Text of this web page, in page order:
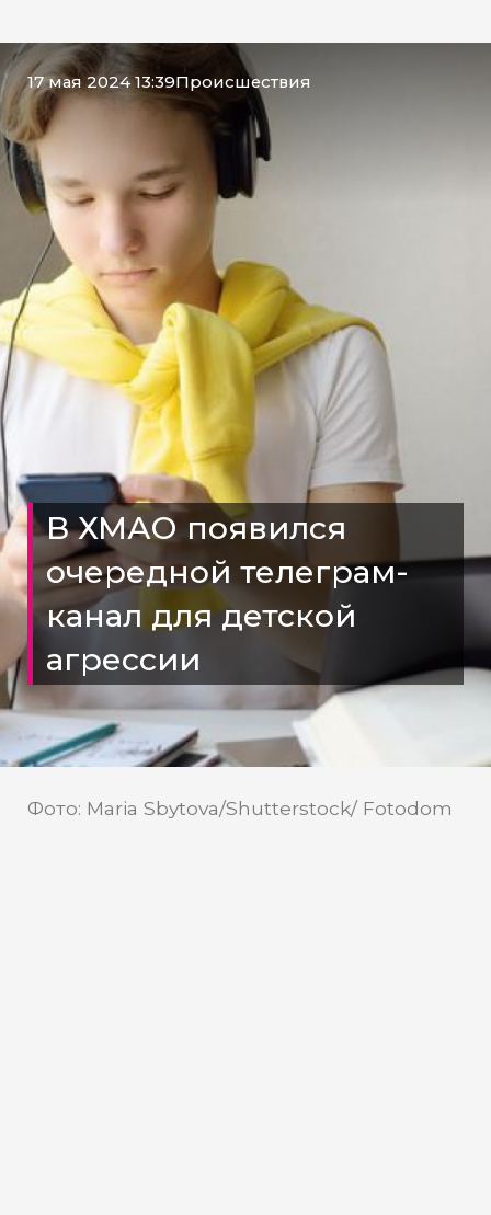
17 мая 2024 13:39Происшествия
В ХМАО появился
очередной телеграм-
канал для детской
агрессии
Фото: Maria Sbytova/Shutterstock/ Fotodom